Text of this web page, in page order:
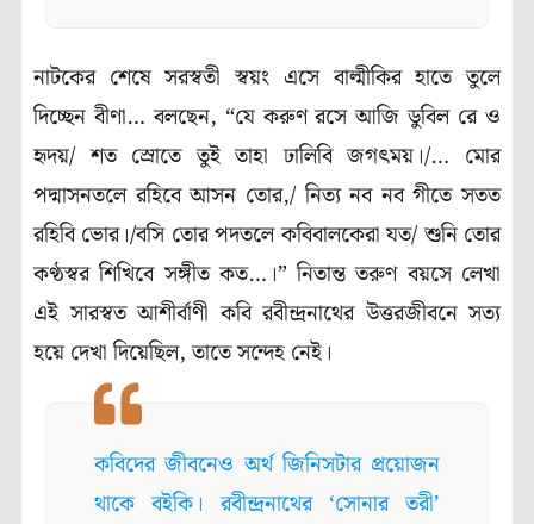
নাটকের শেষে সরস্বতী স্বয়ং এসে বাল্মীকির হাতে তুলে
দিচ্ছেন বীণা… বলছেন, “যে করুণ রসে আজি ডুবিল রে ও
হৃদয়/ শত স্রোতে তুই তাহা ঢালিবি জগৎময়।/… মোর
পদ্মাসনতলে রহিবে আসন তোর,/ নিত্য নব নব গীতে সতত
রহিবি ভোর।/বসি তোর পদতলে কবিবালকেরা যত/ শুনি তোর
কণ্ঠস্বর শিখিবে সঙ্গীত কত…।” নিতান্ত তরুণ বয়সে লেখা
এই সারস্বত আশীর্বাণী কবি রবীন্দ্রনাথের উত্তরজীবনে সত্য
হয়ে দেখা দিয়েছিল, তাতে সন্দেহ নেই।
কবিদের জীবনেও অর্থ জিনিসটার প্রয়োজন
থাকে বইকি। রবীন্দ্রনাথের ‘সোনার তরী’